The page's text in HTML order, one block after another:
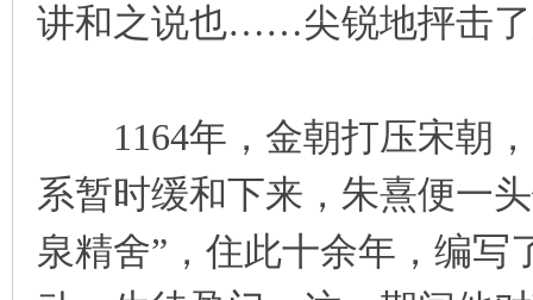
讲和之说也……尖锐地抨击
1164年，金朝打压宋朝，
系暂时缓和下来，朱熹便一
泉精舍”，住此十余年，编